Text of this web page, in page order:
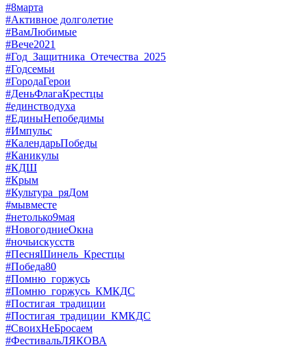
#8марта
#Активное долголетие
#ВамЛюбимые
#Вече2021
#Год_Защитника_Отечества_2025
#Годсемьи
#ГородаГерои
#ДеньФлагаКрестцы
#единстводуха
#ЕдиныНепобедимы
#Импульс
#КалендарьПобеды
#Каникулы
#КДШ
#Крым
#Культура_ряДом
#мывместе
#нетолько9мая
#НовогодниеОкна
#ночьискусств
#ПесняШинель_Крестцы
#Победа80
#Помню_горжусь
#Помню_горжусь_КМКДС
#Постигая_традиции
#Постигая_традиции_КМКДС
#СвоихНеБросаем
#ФестивальЛЯКОВА